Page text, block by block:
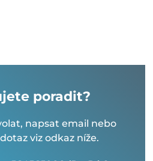
poradit?
napsat email nebo
viz odkaz níže.